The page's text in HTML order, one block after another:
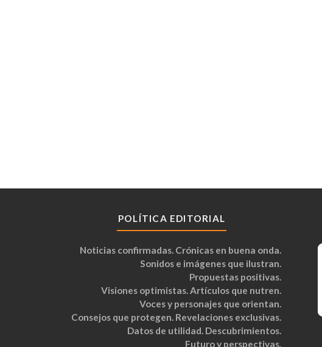
POLÍTICA EDITORIAL
Noticias confirmadas. Crónicas en buena onda.
Sonidos e imágenes que ilustran.
Propuestas positivas.
Visiones optimistas. Artículos que nutren.
Voces y personajes que orientan.
Consejos que protegen. Revelaciones exclusivas.
Datos de utilidad. Descubrimientos.
Futuro y perspectivas.